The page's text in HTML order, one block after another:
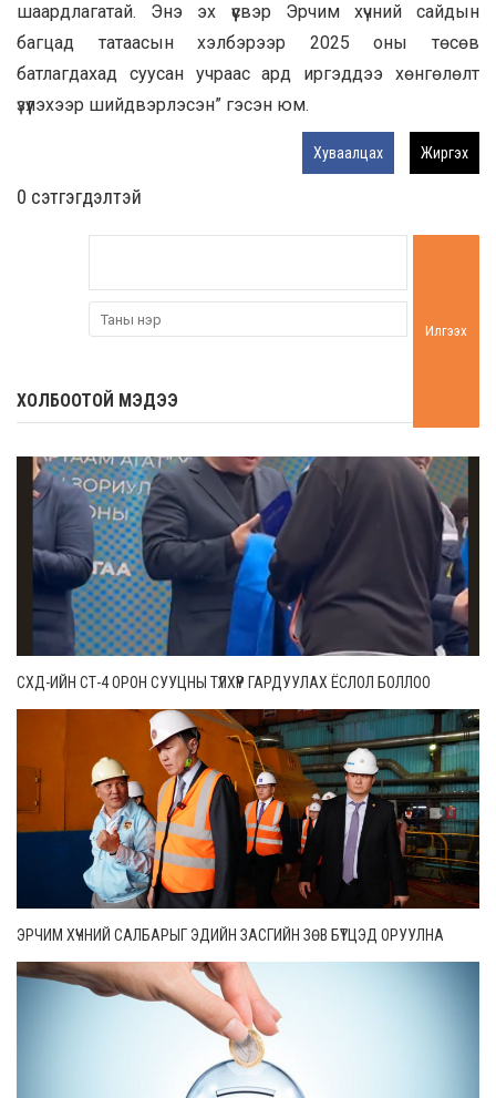
шаардлагатай. Энэ эх үүсвэр Эрчим хүчний сайдын
багцад татаасын хэлбэрээр 2025 оны төсөв
батлагдахад суусан учраас ард иргэддээ хөнгөлөлт
үзүүлэхээр шийдвэрлэсэн” гэсэн юм.
Хуваалцах Жиргэх
0 cэтгэгдэлтэй
Илгээх
ХОЛБООТОЙ МЭДЭЭ
СХД-ИЙН СТ-4 ОРОН СУУЦНЫ ТҮЛХҮҮР ГАРДУУЛАХ ЁСЛОЛ БОЛЛОО
ЭРЧИМ ХҮЧНИЙ САЛБАРЫГ ЭДИЙН ЗАСГИЙН ЗӨВ БҮТЦЭД ОРУУЛНА